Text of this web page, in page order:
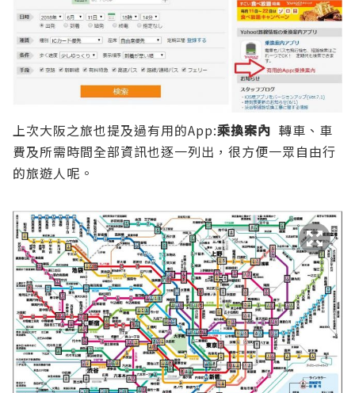
上次大阪之旅也提及過有用的App:乘換案內 轉車、車
費及所需時間全部資訊也逐一列出，很方便一眾自由行
的旅遊人呢。